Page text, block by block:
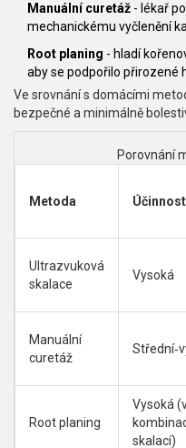
Manuální curetáž - lékař
mechanickému vyčlenění
Root planing - hladí
aby se podpořilo přirozené
Ve srovnání s domácími
bezpečné a minimálně
Porovnání
Metoda Účinnost
Ultrazvuková
skalace
Vysoká
Manuální
curetáž
Root planing
Vysoká
skalací)